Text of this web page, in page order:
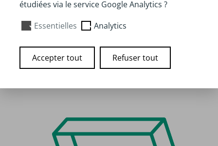
Auteur :Le début des haricots
Disponibilité : A télécharger gratuitement
Lien pour téléchargement
étudiées via le service Google Analytics ?
Essentielles
Analytics
Accepter tout Refuser tout